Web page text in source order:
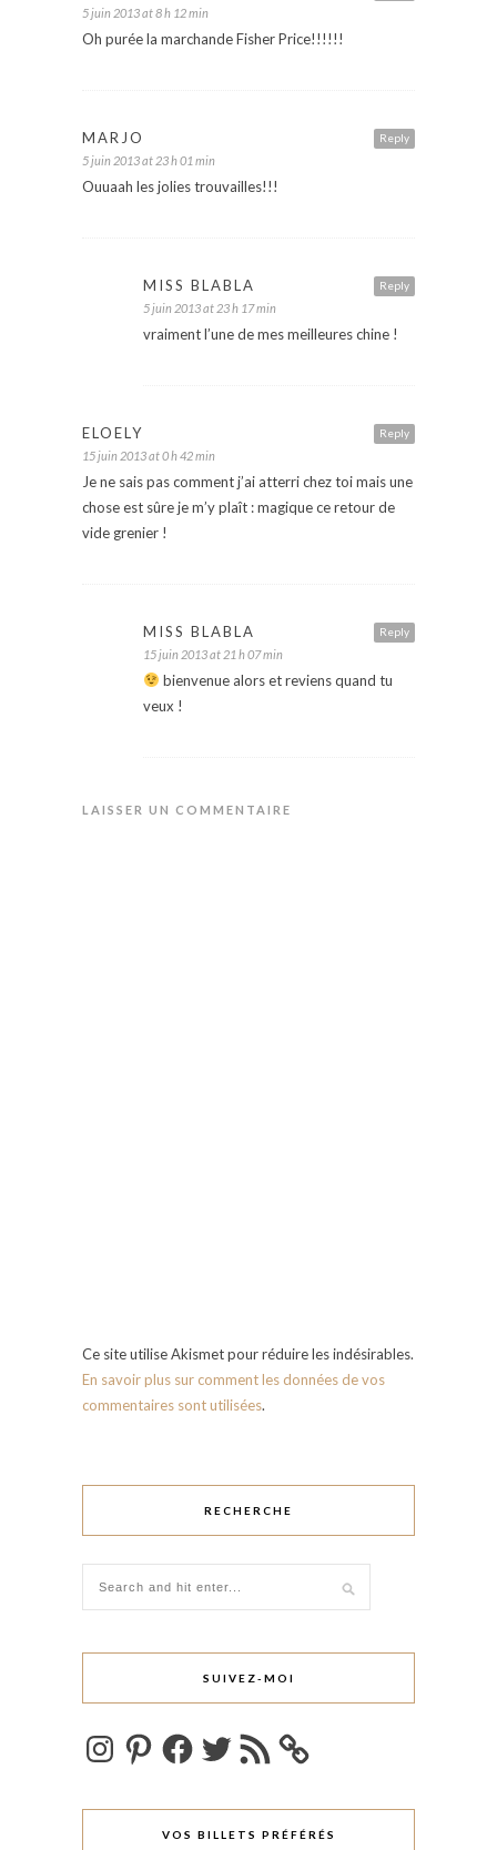
5 juin 2013 at 8 h 12 min
Oh purée la marchande Fisher Price!!!!!!
Reply
MARJO
5 juin 2013 at 23 h 01 min
Ouuaah les jolies trouvailles!!!
Reply
MISS BLABLA
5 juin 2013 at 23 h 17 min
vraiment l’une de mes meilleures chine !
Reply
ELOELY
15 juin 2013 at 0 h 42 min
Je ne sais pas comment j’ai atterri chez toi mais une
chose est sûre je m’y plaît : magique ce retour de
vide grenier !
Reply
MISS BLABLA
15 juin 2013 at 21 h 07 min
bienvenue alors et reviens quand tu
veux !
LAISSER UN COMMENTAIRE
Ce site utilise Akismet pour réduire les indésirables.
En savoir plus sur comment les données de vos
commentaires sont utilisées.
RECHERCHE
SUIVEZ-MOI
InstagramPinterestFacebookTwitterFlux
RSS
VOS BILLETS PRÉFÉRÉS